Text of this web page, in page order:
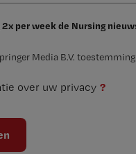
2x per week de Nursing
Media B.V.
over uw privacy ?